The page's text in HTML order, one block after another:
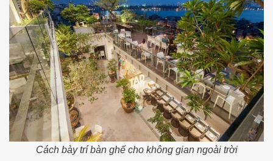
Cách bày trí bàn ghế cho không gian ngoài trời